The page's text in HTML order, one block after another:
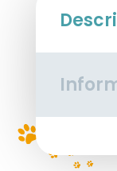
Medium
400